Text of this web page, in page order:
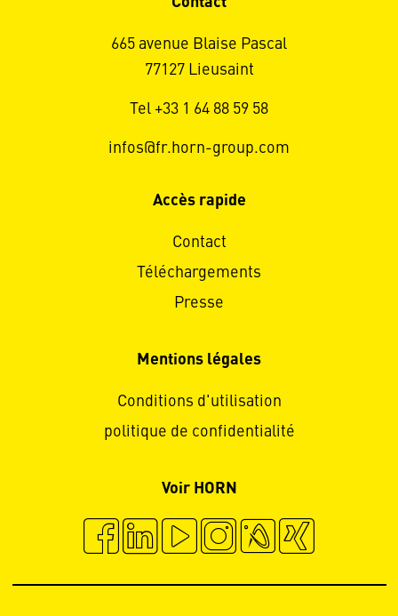
665 avenue Blaise Pascal
77127 Lieusaint
Tel +33 1 64 88 59 58
infos@fr.horn-group.com
Accès rapide
Contact
Téléchargements
Presse
Mentions légales
Conditions d'utilisation
politique de confidentialité
Voir HORN